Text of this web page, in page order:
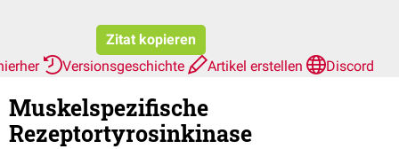
Zitat kopieren
Versionsgeschichte Artikel erstellen Discord
Muskelspezifische
Rezeptortyrosinkinase